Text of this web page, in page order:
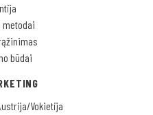
metodai
būdai
Austrija/Vokietija